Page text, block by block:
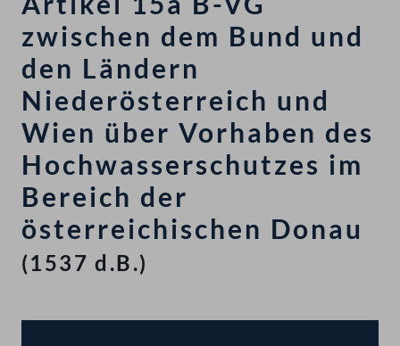
zwischen dem Bund und
den Ländern
Niederösterreich und
Wien über Vorhaben des
Hochwasserschutzes im
Bereich der
österreichischen Donau
(1537 d.B.)